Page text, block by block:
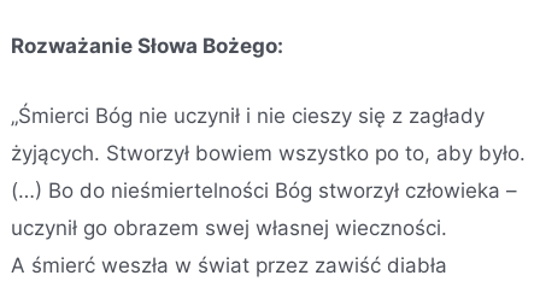
Rozważanie Słowa Bożego:
„Śmierci Bóg nie uczynił i nie cieszy się z zagłady
żyjących. Stworzył bowiem wszystko po to, aby było.
(…) Bo do nieśmiertelności Bóg stworzył człowieka –
uczynił go obrazem swej własnej wieczności.
A śmierć weszła w świat przez zawiść diabła